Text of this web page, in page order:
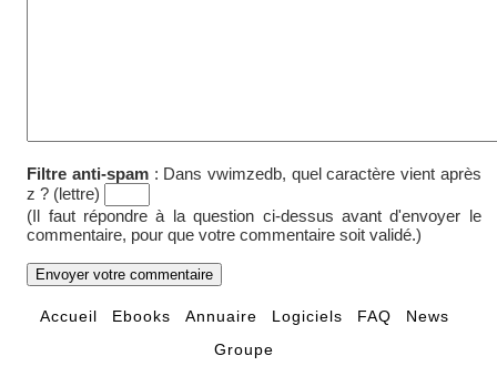
Filtre anti-spam: Dans vwimzedb, quel caractère vient après
z ? (lettre)
(Il faut répondre à la question ci-dessus avant d'envoyer le
commentaire, pour que votre commentaire soit validé.)
Accueil Ebooks Annuaire Logiciels FAQ
News
Groupe